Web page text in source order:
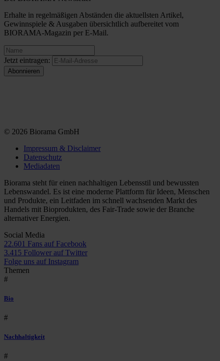
Erhalte in regelmäßigen Abständen die aktuellsten Artikel,
Gewinnspiele & Ausgaben übersichtlich aufbereitet vom
BIORAMA-Magazin per E-Mail.
Jetzt eintragen:
© 2026 Biorama GmbH
Impressum & Disclaimer
Datenschutz
Mediadaten
Biorama steht für einen nachhaltigen Lebensstil und bewussten
Lebenswandel. Es ist eine moderne Plattform für Ideen, Menschen
und Produkte, ein Leitfaden im schnell wachsenden Markt des
Handels mit Bioprodukten, des Fair-Trade sowie der Branche
alternativer Energien.
Social Media
22.601 Fans auf Facebook
3.415 Follower auf Twitter
Folge uns auf Instagram
Themen
#
Bio
#
Nachhaltigkeit
#